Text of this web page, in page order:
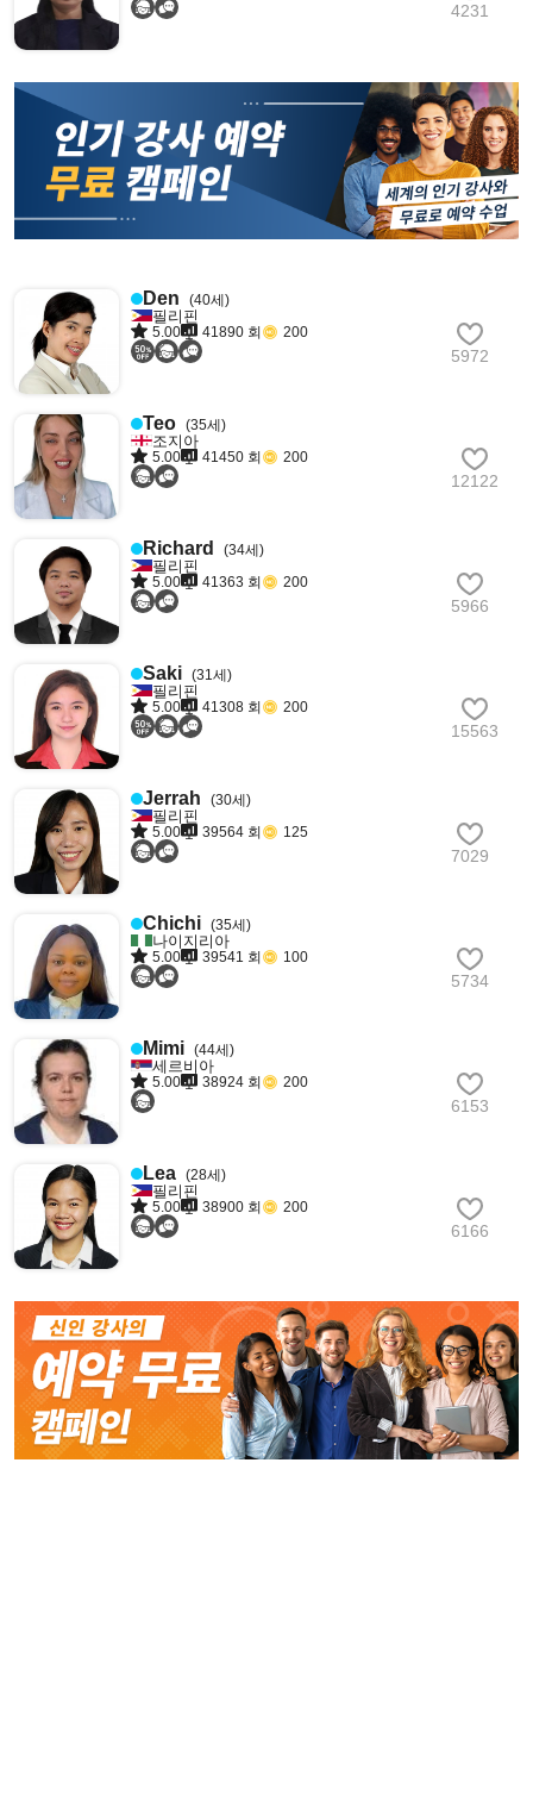
4231
Den (40세)
필리핀
5.00 41890 회 200
5972
Teo (35세)
조지아
5.00 41450 회 200
12122
Richard (34세)
필리핀
5.00 41363 회 200
5966
Saki (31세)
필리핀
5.00 41308 회 200
15563
Jerrah (30세)
필리핀
5.00 39564 회 125
7029
Chichi (35세)
나이지리아
5.00 39541 회 100
5734
Mimi (44세)
세르비아
5.00 38924 회 200
6153
Lea (28세)
필리핀
5.00 38900 회 200
6166